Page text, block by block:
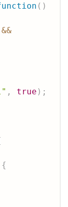
( )
&&
, true ) ;
{